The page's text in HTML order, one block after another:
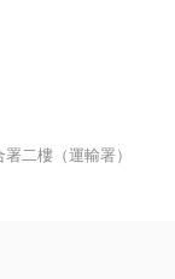
二樓（運輸署）